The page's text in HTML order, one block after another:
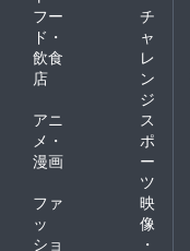
フー
ド・
飲食
店
チ
ャ
レ
ン
ジ
アニ
メ・
漫画
ス
ポ
ー
ツ
ファ
ッ
ショ
映
像
・